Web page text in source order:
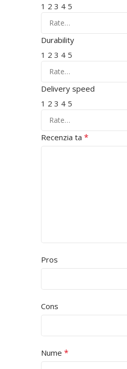
1 2 3 4 5
Durability
1 2 3 4 5
Delivery speed
1 2 3 4 5
Recenzia ta *
Pros
Cons
Nume *